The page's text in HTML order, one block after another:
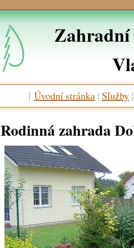
Zahradní
[ Úvodní stránka | Služby |
Rodinná zahrada